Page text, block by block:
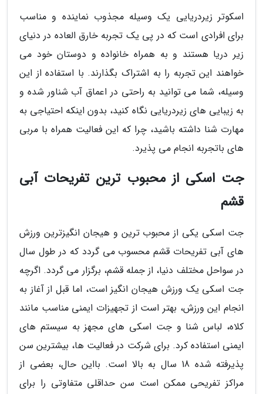
اسکوتر زیردریایی یک وسیله مجذوب نماینده و مناسب
برای افرادی است که در پی یک تجربه خارق العاده در دنیای
زیر دریا هستند و به همراه خانواده و دوستان خود می
خواهند این تجربه را به اشتراک بگذارند. با استفاده از این
وسیله، شما می توانید به راحتی در اعماق آب شناور شده و
به زیبایی های زیردریایی نگاه کنید، بدون اینکه احتیاجی به
مهارت شنا داشته باشید، چرا که این فعالیت همراه با مربی
های باتجربه انجام می پذیرد.
جت اسکی از محبوب ترین تفریحات آبی
قشم
جت اسکی یکی از محبوب ترین و هیجان انگیزترین ورزش
های آبی تفریحات قشم محسوب می گردد که در طول سال
در سواحل مختلف دنیا، از جمله قشم، برگزار می گردد. اگرچه
جت اسکی یک ورزش هیجان انگیز است، اما قبل از آغاز به
انجام این ورزش، بهتر است از تجهیزات ایمنی مناسب مانند
کلاه، لباس شنا و جت اسکی های مجهز به سیستم های
ایمنی استفاده کرد. برای شرکت در فعالیت ها، بیشترین سن
پذیرفته شده 18 سال به بالا است. بااین حال، بعضی از
مراکز تفریحی ممکن است سن حداقلی متفاوتی را برای